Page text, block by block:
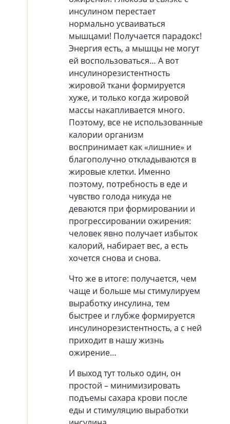
инсулином перестает
нормально усваиваться
мышцами! Получается парадокс!
Энергия есть, а мышцы не могут
ей воспользоваться… А вот
инсулинорезистентность
жировой ткани формируется
хуже, и только когда жировой
массы накапливается много.
Поэтому, все не использованные
калории организм
воспринимает как «лишние» и
благополучно откладываются в
жировые клетки. Именно
поэтому, потребность в еде и
чувство голода никуда не
деваются при формировании и
прогрессировании ожирения:
человек явно получает избыток
калорий, набирает вес, а есть
хочется снова и снова.
Что же в итоге: получается, чем
чаще и больше мы стимулируем
выработку инсулина, тем
быстрее и глубже формируется
инсулинорезистентность, а с ней
приходит в нашу жизнь
ожирение…
И выход тут только один, он
простой – минимизировать
подъемы сахара крови после
еды и стимуляцию выработки